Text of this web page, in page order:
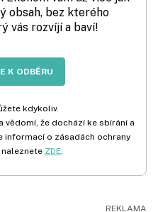
obsah, bez kterého
vás rozvíjí a baví!
K ODBĚRU
kdykoliv.
vědomí, že dochází ke sbírání a
informací o zásadách ochrany
ZDE.